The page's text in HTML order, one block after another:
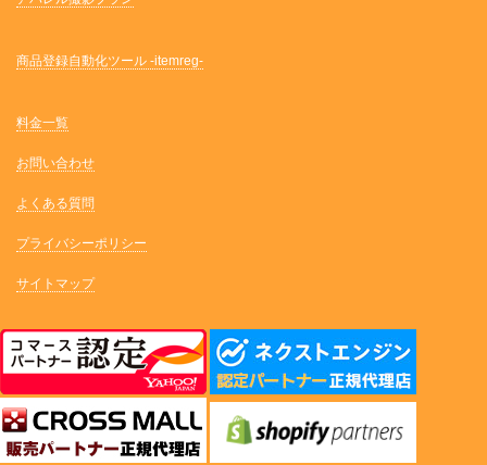
商品登録自動化ツール -itemreg-
料金一覧
お問い合わせ
よくある質問
プライバシーポリシー
サイトマップ